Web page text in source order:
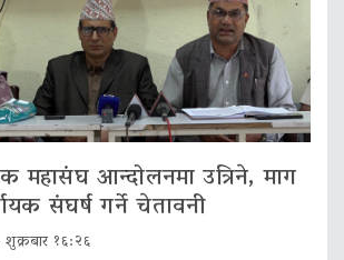
महासंघ आन्दोलनमा उत्रिने, माग
संघर्ष गर्ने चेतावनी
१६:२६